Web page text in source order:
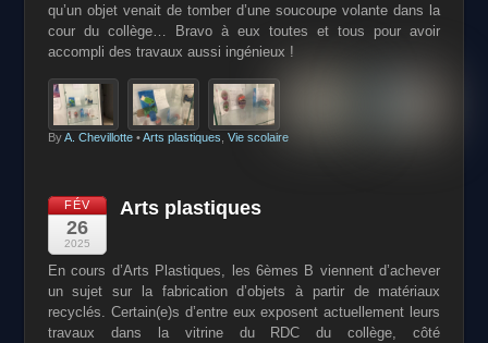
qu’un objet venait de tomber d’une soucoupe volante dans la
cour du collège… Bravo à eux toutes et tous pour avoir
accompli des travaux aussi ingénieux !
ByA. Chevillotte• Arts plastiques Vie scolaire
FÉV
26
2025
Arts plastiques
En cours d’Arts Plastiques, les 6èmes B viennent d’achever
un sujet sur la fabrication d’objets à partir de matériaux
recyclés. Certain(e)s d’entre eux exposent actuellement leurs
travaux dans la vitrine du RDC du collège, côté